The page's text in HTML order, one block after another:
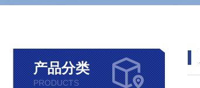
产品分类
PRODUCTS